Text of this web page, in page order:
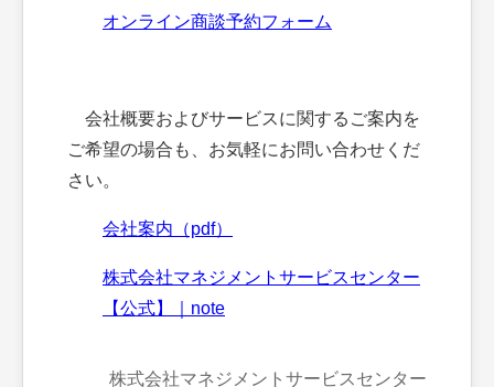
オンライン商談予約フォーム
会社概要およびサービスに関するご案内を
ご希望の場合も、お気軽にお問い合わせくだ
さい。
会社案内（pdf）
株式会社マネジメントサービスセンター
【公式】｜note
株式会社マネジメントサービスセンター